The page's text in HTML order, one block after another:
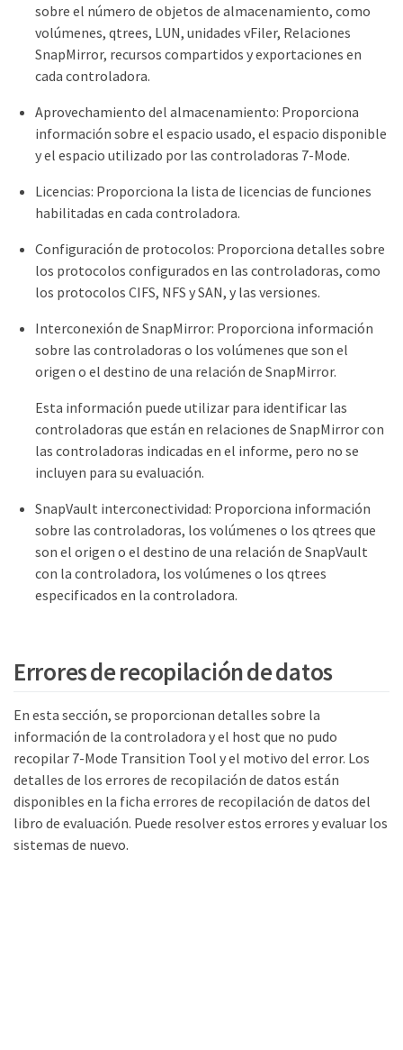
sobre el número de objetos de almacenamiento, como
volúmenes, qtrees, LUN, unidades vFiler, Relaciones
SnapMirror, recursos compartidos y exportaciones en
cada controladora.
Aprovechamiento del almacenamiento: Proporciona
información sobre el espacio usado, el espacio disponible
y el espacio utilizado por las controladoras 7-Mode.
Licencias: Proporciona la lista de licencias de funciones
habilitadas en cada controladora.
Configuración de protocolos: Proporciona detalles sobre
los protocolos configurados en las controladoras, como
los protocolos CIFS, NFS y SAN, y las versiones.
Interconexión de SnapMirror: Proporciona información
sobre las controladoras o los volúmenes que son el
origen o el destino de una relación de SnapMirror.
Esta información puede utilizar para identificar las
controladoras que están en relaciones de SnapMirror con
las controladoras indicadas en el informe, pero no se
incluyen para su evaluación.
SnapVault interconectividad: Proporciona información
sobre las controladoras, los volúmenes o los qtrees que
son el origen o el destino de una relación de SnapVault
con la controladora, los volúmenes o los qtrees
especificados en la controladora.
Errores de recopilación de datos
En esta sección, se proporcionan detalles sobre la
información de la controladora y el host que no pudo
recopilar 7-Mode Transition Tool y el motivo del error. Los
detalles de los errores de recopilación de datos están
disponibles en la ficha errores de recopilación de datos del
libro de evaluación. Puede resolver estos errores y evaluar los
sistemas de nuevo.